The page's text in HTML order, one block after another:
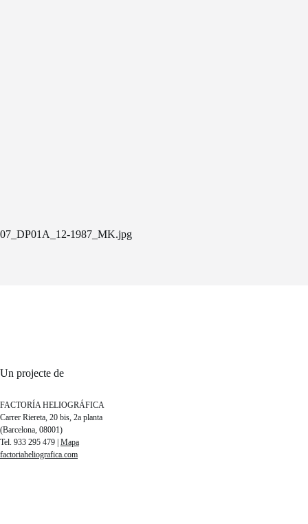
07_DP01A_12-1987_MK.jpg
Un projecte de
FACTORÍA HELIOGRÁFICA
Carrer Riereta, 20 bis, 2a planta
(Barcelona, 08001)
Tel. 933 295 479 | Mapa
factoriaheliografica.com